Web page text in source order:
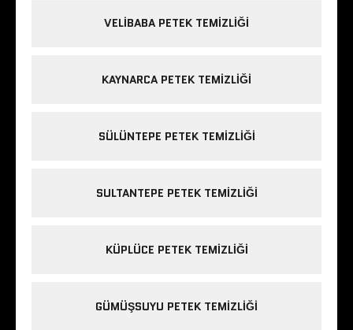
VELIBABA PETEK TEMIZLIĞI
KAYNARCA PETEK TEMIZLIĞI
SÜLÜNTEPE PETEK TEMIZLIĞI
SULTANTEPE PETEK TEMIZLIĞI
KÜPLÜCE PETEK TEMIZLIĞI
GÜMÜŞSUYU PETEK TEMIZLIĞI